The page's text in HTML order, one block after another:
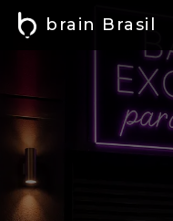
brain Brasil